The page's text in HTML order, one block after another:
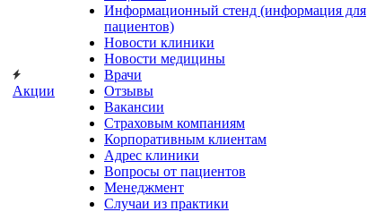
Акции
Информационный стенд (информация для
пациентов)
Новости клиники
Новости медицины
Врачи
Отзывы
Вакансии
Страховым компаниям
Корпоративным клиентам
Адрес клиники
Вопросы от пациентов
Менеджмент
Случаи из практики